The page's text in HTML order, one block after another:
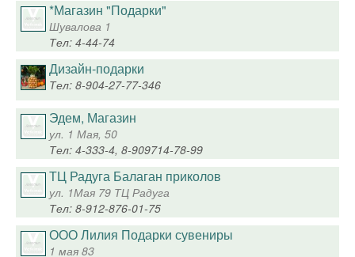
*Магазин "Подарки"
Шувалова 1
Тел: 4-44-74
Дизайн-подарки
Тел: 8-904-27-77-346
Эдем, Магазин
ул. 1 Мая, 50
Тел: 4-333-4, 8-909714-78-99
ТЦ Радуга Балаган приколов
ул. 1Мая 79 ТЦ Радуга
Тел: 8-912-876-01-75
ООО Лилия Подарки сувениры
1 мая 83